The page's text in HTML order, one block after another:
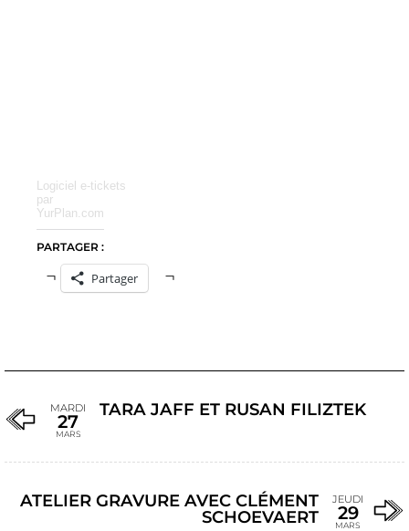
Logiciel e-tickets
par
YurPlan.com
PARTAGER :
Partager
MARDI
27
MARS
TARA JAFF ET RUSAN FILIZTEK
ATELIER GRAVURE AVEC CLÉMENT
SCHOEVAERT
JEUDI
29
MARS